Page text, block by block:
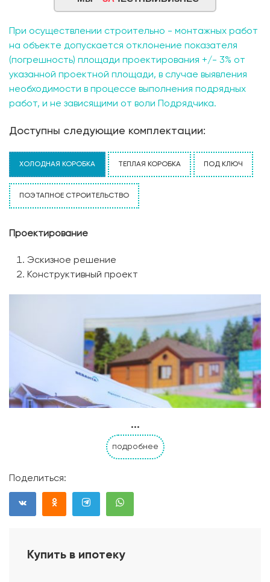
При осуществлении строительно - монтажных работ
на объекте допускается отклонение показателя
(погрешность) площади проектирования +/- 3% от
указанной проектной площади, в случае выявления
необходимости в процессе выполнения подрядных
работ, и не зависящими от воли Подрядчика.
Доступны следующие комплектации:
ХОЛОДНАЯ КОРОБКА ТЕПЛАЯ КОРОБКА ПОД КЛЮЧ
ПОЭТАПНОЕ СТРОИТЕЛЬСТВО
Проектирование
Эскизное решение
Конструктивный проект
Проект дома
...
подробнее
Поделиться:
Купить в ипотеку